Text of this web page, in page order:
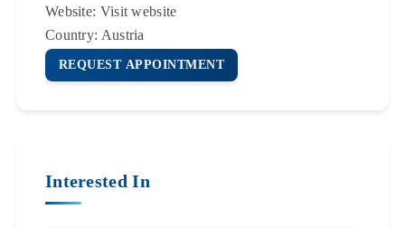
Website: Visit website
Country: Austria
REQUEST APPOINTMENT
Interested In